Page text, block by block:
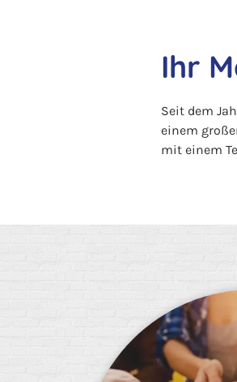
Ihr
Seit dem
einem
mit einem